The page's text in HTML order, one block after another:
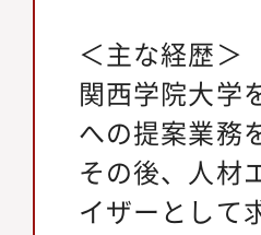
＜主な経歴＞
関西学院大学
への提案業務
その後、人材
イザーとして